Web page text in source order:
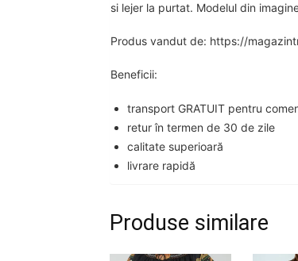
si lejer la purtat. Modelul din
Produs vandut de: https://
Beneficii:
transport GRATUIT pentru
retur în termen de 30 de zile
calitate superioară
livrare rapidă
Produse similare